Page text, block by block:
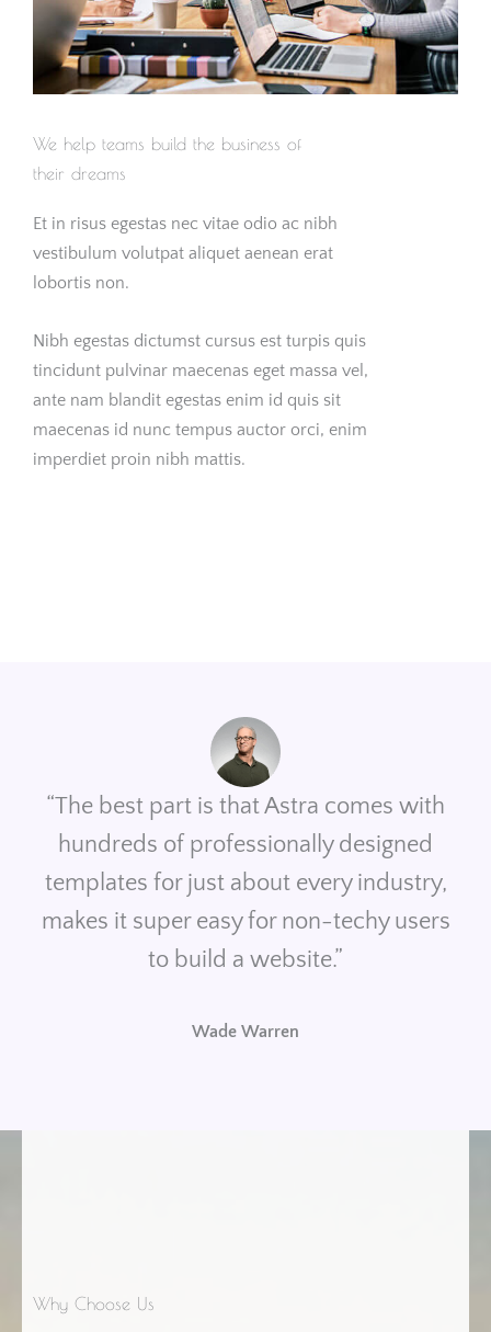
We help teams build the business of
their dreams
Et in risus egestas nec vitae odio ac nibh
vestibulum volutpat aliquet aenean erat
lobortis non.
Nibh egestas dictumst cursus est turpis quis
tincidunt pulvinar maecenas eget massa vel,
ante nam blandit egestas enim id quis sit
maecenas id nunc tempus auctor orci, enim
imperdiet proin nibh mattis.
“The best part is that Astra comes with
hundreds of professionally designed
templates for just about every industry,
makes it super easy for non-techy users
to build a website.”
Wade Warren
Why Choose Us